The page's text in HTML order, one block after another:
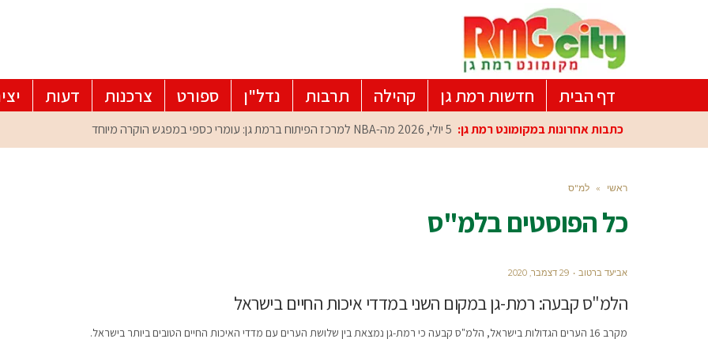
דף הבית חדשות רמת גן קהילה תרבות נדל"ן ספורט צרכנות דעות
כתבות אחרונות במקומונט רמת גן: 5 יולי, 2026 מה-NBA למרכז הפיתוח ברמת גן: עומרי כספי במפגש הוקרה מיוחד
ראשי » למ"ס
כל הפוסטים בלמ"ס
אביעד ברטוב 29 דצמבר, 2020
הלמ"ס קבעה: רמת-גן במקום השני במדדי איכות החיים בישראל
מקרב 16 הערים הגדולות בישראל, הלמ"ס קבעה כי רמת-גן נמצאת בין שלושת הערים עם מדדי האיכות החיים הטובים ביותר בישראל.